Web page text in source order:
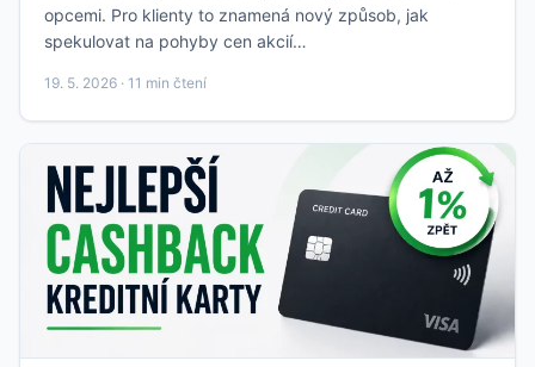
opcemi. Pro klienty to znamená nový způsob, jak
spekulovat na pohyby cen akcií…
19. 5. 2026 · 11 min čtení